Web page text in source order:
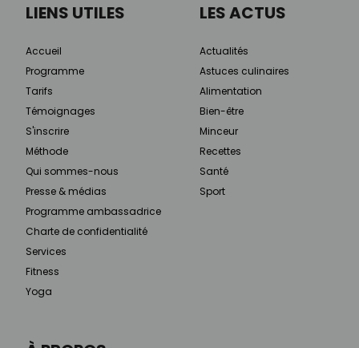
LIENS UTILES
Accueil
Programme
Tarifs
Témoignages
S'inscrire
Méthode
Qui sommes-nous
Presse & médias
Programme ambassadrice
Charte de confidentialité
Services
Fitness
Yoga
LES ACTUS
Actualités
Astuces culinaires
Alimentation
Bien-être
Minceur
Recettes
Santé
Sport